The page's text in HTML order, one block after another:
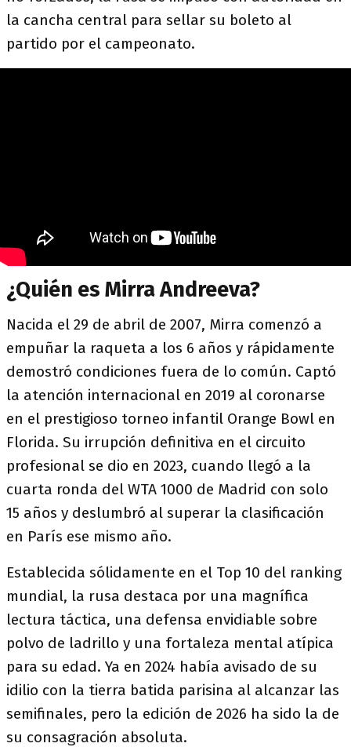
la cancha central para sellar su boleto al
partido por el campeonato.
¿Quién es Mirra Andreeva?
Nacida el 29 de abril de 2007, Mirra comenzó a
empuñar la raqueta a los 6 años y rápidamente
demostró condiciones fuera de lo común. Captó
la atención internacional en 2019 al coronarse
en el prestigioso torneo infantil Orange Bowl en
Florida. Su irrupción definitiva en el circuito
profesional se dio en 2023, cuando llegó a la
cuarta ronda del WTA 1000 de Madrid con solo
15 años y deslumbró al superar la clasificación
en París ese mismo año.
Establecida sólidamente en el Top 10 del ranking
mundial, la rusa destaca por una magnífica
lectura táctica, una defensa envidiable sobre
polvo de ladrillo y una fortaleza mental atípica
para su edad. Ya en 2024 había avisado de su
idilio con la tierra batida parisina al alcanzar las
semifinales, pero la edición de 2026 ha sido la de
su consagración absoluta.